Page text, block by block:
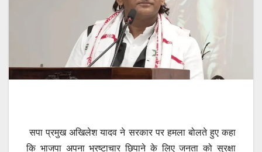
सपा प्रमुख अखिलेश यादव ने सरकार पर हमला बोलते हुए कहा
कि भाजपा अपना भ्रष्टाचार छिपाने के लिए जनता को सुरक्षा